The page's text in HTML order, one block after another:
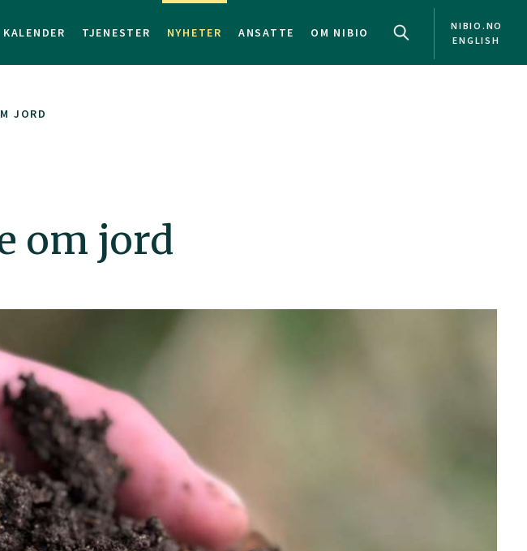
KALENDER TJENESTER NYHETER ANSATTE OM NIBIO
NIBIO.NO
ENGLISH
JORD
om jord